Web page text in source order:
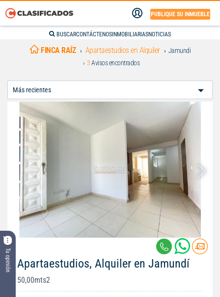
PUBLIQUE SU INMUEBLE
BUSCARCONTÁCTENOS INMOBILIARIASNOTICIAS
Tu opinión
FINCA RAÍZ Apartaestudios en Alquiler
Jamundi
3Avisos encontrados
Apartaestudios, Alquiler en Jamundí
50,00mts2